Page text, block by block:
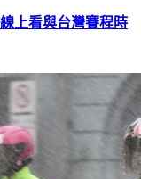
上看與台灣賽程時